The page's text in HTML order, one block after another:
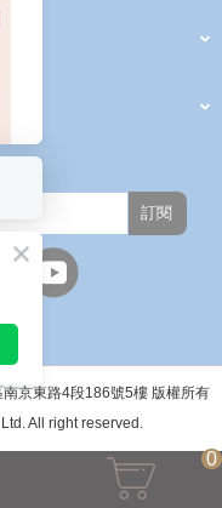
0
PADDINGTON 春夏服飾
Peter Rabbit 春夏服飾
CHIC BASICS春夏服飾
Chic“a”Bon 派對禮服系列
Chic“a”Bon 春夏服飾
物指南
益說明
戶
詢
數員資料
名
訂閱
京東路4段186號5樓 版權所有
All right reserved.